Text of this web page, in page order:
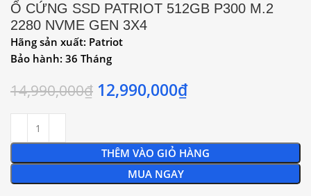
Ổ CỨNG SSD PATRIOT 512GB P300 M.2
2280 NVME GEN 3X4
Hãng sản xuất: Patriot
Bảo hành: 36 Tháng
14,990,000₫ 12,990,000₫
THÊM VÀO GIỎ HÀNG
MUA NGAY